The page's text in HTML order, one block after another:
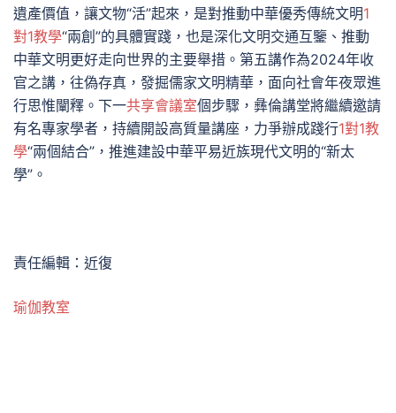
遺產價值，讓文物“活”起來，是對推動中華優秀傳統文明1
對1教學“兩創”的具體實踐，也是深化文明交通互鑒、推動
中華文明更好走向世界的主要舉措。第五講作為2024年收
官之講，往偽存真，發掘儒家文明精華，面向社會年夜眾進
行思惟闡釋。下一共享會議室個步驟，彝倫講堂將繼續邀請
有名專家學者，持續開設高質量講座，力爭辦成踐行1對1教
學“兩個結合”，推進建設中華平易近族現代文明的“新太
學”。
責任編輯：近復
瑜伽教室